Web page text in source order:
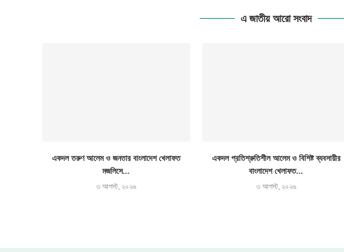
এ জাতীয় আরো সংবাদ
একদল তরুণ আলেম ও জনতার বাংলাদেশ খেলাফত
মজলিসে...
৩ আগস্ট, ২০২৬
একদল প্রতিশ্রুতিশীল আলেম ও বিশিষ্ট ব্যবসায়ীর
বাংলাদেশ খেলাফত...
৩ আগস্ট, ২০২৬